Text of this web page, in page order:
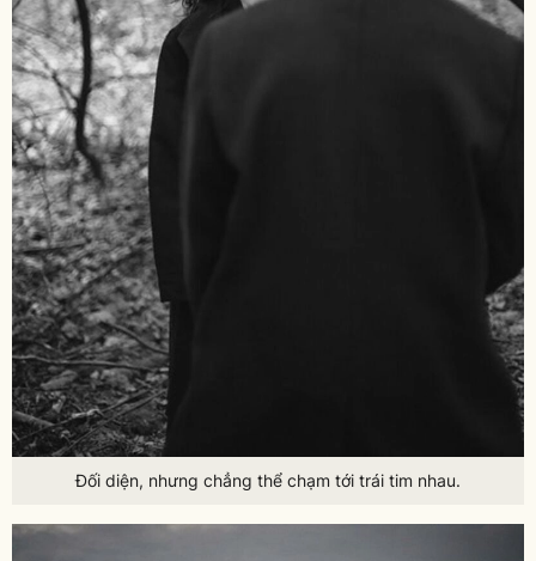
Đối diện, nhưng chẳng thể chạm tới trái tim nhau.